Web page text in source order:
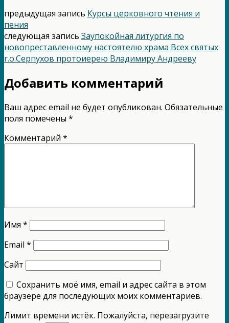
предыдущая запись Курсы церковного чтения и
пения
следующая запись Заупокойная литургия по
новопреставленному настоятелю храма Всех святых
г.о.Серпухов протоиерею Владимиру Андрееву
Добавить комментарий
Ваш адрес email не будет опубликован. Обязательные
поля помечены *
Комментарий *
Имя *
Email *
Сайт
Сохранить моё имя, email и адрес сайта в этом
браузере для последующих моих комментариев.
Лимит времени истёк. Пожалуйста, перезагрузите